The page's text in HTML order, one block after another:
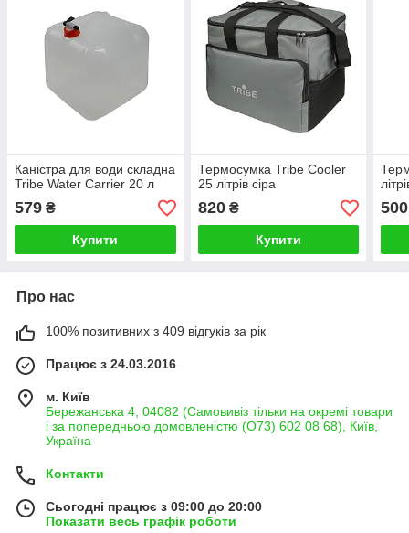
Каністра для води складна
Tribe Water Carrier 20 л
579 ₴
Купити
Термосумка Tribe Cooler
25 літрів сіра
820₴
Купити
500
Про нас
100% позитивних з 409 відгуків за рік
Працює з 24.03.2016
м. Київ
Бережанська 4, 04082 (Самовивіз тільки на окремі товари
і за попередньою домовленістю (О73) 602 08 68), Київ,
Україна
Контакти
Сьогодні працює з 09:00 до 20:00
Показати весь графік роботи